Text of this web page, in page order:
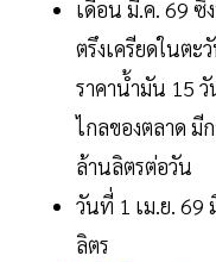
เดือน มี.ค. 69
ตรึงเครียดในตะ
ราคาน้ำมัน 15
ไกลของตลาด มี
ล้านลิตรต่อวัน
วันที่ 1 เม.ย. 69
ลิตร